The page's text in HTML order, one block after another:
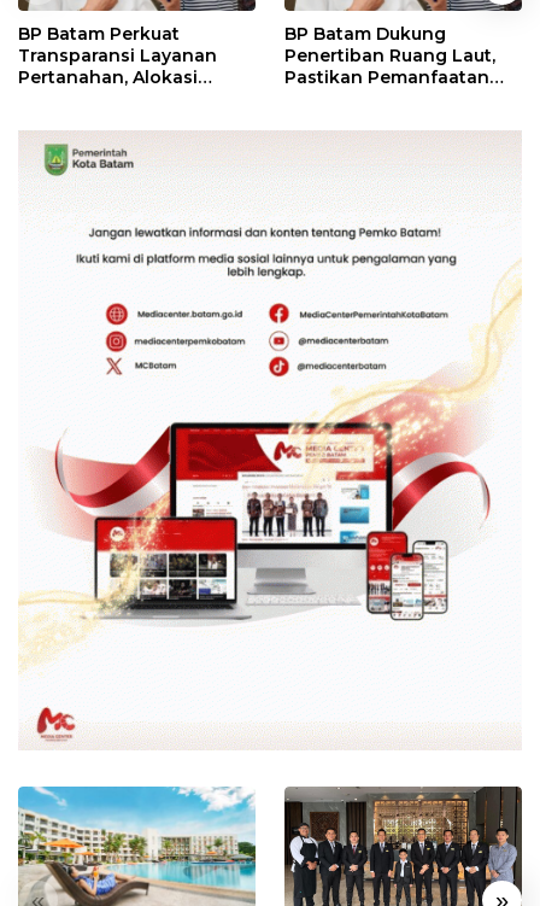
BP Batam Perkuat
Transparansi Layanan
Pertanahan, Alokasi
BP Batam Dukung
Penertiban Ruang Laut,
Pastikan Pemanfaatan
« »